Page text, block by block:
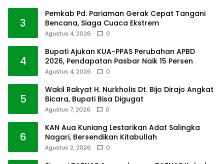
3
Pemkab Pd. Pariaman Gerak Cepat Tangani
Bencana, Siaga Cuaca Ekstrem
Agustus 4, 2026 0
4
Bupati Ajukan KUA-PPAS Perubahan APBD
2026, Pendapatan Pasbar Naik 15 Persen
Agustus 4, 2026 0
5
Wakil Rakyat H. Nurkholis Dt. Bijo Dirajo Angkat
Bicara, Bupati Bisa Digugat
Agustus 7, 2026 0
6
KAN Aua Kuniang Lestarikan Adat Salingka
Nagari, Bersendikan Kitabullah
Agustus 2, 2026 0